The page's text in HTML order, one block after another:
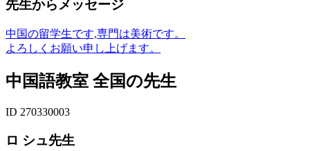
先生からメッセージ
中国の留学生です,専門は美術です。
よろしくお願い申し上げます。
中国語教室 全国の先生
ID 270330003
ロ シュ先生